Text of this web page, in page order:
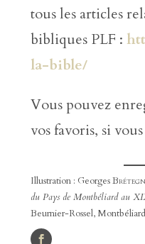
tous les articles
bibliques PLF :
la-bible/
Vous pouvez
vos favoris, si
Illustration : Georges
du Pays de Montbéliard au
Beurnier-Rossel,